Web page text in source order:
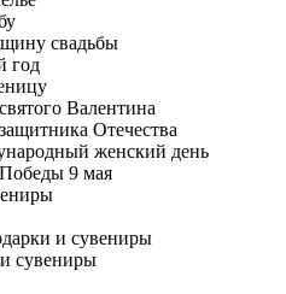
свадьбы
год
Валентина
Отечества
женский день
9 мая
и сувениры
сувениры